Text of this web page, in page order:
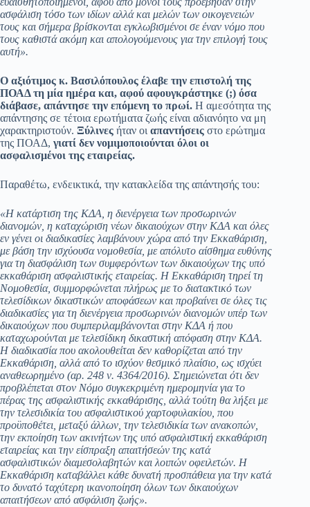
ασφάλιση τόσο των ιδίων αλλά και μελών των οικογενειών
τους και σήμερα βρίσκονται εγκλωβισμένοι σε έναν νόμο που
τους καθιστά ακόμη και απολογούμενους για την επιλογή τους
αυτή».
Ο αξιότιμος κ. Βασιλόπουλος έλαβε την επιστολή της
ΠΟΑΔ τη μία ημέρα και, αφού αφουγκράστηκε (;) όσα
διάβασε, απάντησε την επόμενη το πρωί. Η αμεσότητα της
απάντησης σε τέτοια ερωτήματα ζωής είναι αδιανόητο να μη
χαρακτηριστούν. Ξύλινες ήταν οι απαντήσεις στο ερώτημα
της ΠΟΑΔ, γιατί δεν νομιμοποιούνται όλοι οι
ασφαλισμένοι της εταιρείας.
Παραθέτω, ενδεικτικά, την κατακλείδα της απάντησής του:
«Η κατάρτιση της ΚΔΑ, η διενέργεια των προσωρινών
διανομών, η καταχώριση νέων δικαιούχων στην ΚΔΑ και όλες
εν γένει οι διαδικασίες λαμβάνουν χώρα από την Εκκαθάριση,
με βάση την ισχύουσα νομοθεσία, με απόλυτο αίσθημα ευθύνης
για τη διασφάλιση των συμφερόντων των δικαιούχων της υπό
εκκαθάριση ασφαλιστικής εταιρείας. Η Εκκαθάριση τηρεί τη
Νομοθεσία, συμμορφώνεται πλήρως με το διατακτικό των
τελεσίδικων δικαστικών αποφάσεων και προβαίνει σε όλες τις
διαδικασίες για τη διενέργεια προσωρινών διανομών υπέρ των
δικαιούχων που συμπεριλαμβάνονται στην ΚΔΑ ή που
καταχωρούνται με τελεσίδικη δικαστική απόφαση στην ΚΔΑ.
Η διαδικασία που ακολουθείται δεν καθορίζεται από την
Εκκαθάριση, αλλά από το ισχύον θεσμικό πλαίσιο, ως ισχύει
αναθεωρημένο (αρ. 248 ν. 4364/2016). Σημειώνεται ότι δεν
προβλέπεται στον Νόμο συγκεκριμένη ημερομηνία για το
πέρας της ασφαλιστικής εκκαθάρισης, αλλά τούτη θα λήξει με
την τελεσιδικία του ασφαλιστικού χαρτοφυλακίου, που
προϋποθέτει, μεταξύ άλλων, την τελεσιδικία των ανακοπών,
την εκποίηση των ακινήτων της υπό ασφαλιστική εκκαθάριση
εταιρείας και την είσπραξη απαιτήσεών της κατά
ασφαλιστικών διαμεσολαβητών και λοιπών οφειλετών. Η
Εκκαθάριση καταβάλλει κάθε δυνατή προσπάθεια για την κατά
το δυνατό ταχύτερη ικανοποίηση όλων των δικαιούχων
απαιτήσεων από ασφάλιση ζωής».